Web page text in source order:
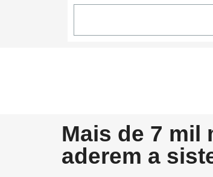
Mais de 7 mil
aderem a